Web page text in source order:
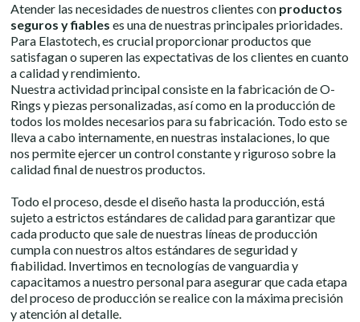
Atender las necesidades de nuestros clientes con productos
seguros y fiables es una de nuestras principales prioridades.
Para Elastotech, es crucial proporcionar productos que
satisfagan o superen las expectativas de los clientes en cuanto
a calidad y rendimiento.
Nuestra actividad principal consiste en la fabricación de O-
Rings y piezas personalizadas, así como en la producción de
todos los moldes necesarios para su fabricación. Todo esto se
lleva a cabo internamente, en nuestras instalaciones, lo que
nos permite ejercer un control constante y riguroso sobre la
calidad final de nuestros productos.
Todo el proceso, desde el diseño hasta la producción, está
sujeto a estrictos estándares de calidad para garantizar que
cada producto que sale de nuestras líneas de producción
cumpla con nuestros altos estándares de seguridad y
fiabilidad. Invertimos en tecnologías de vanguardia y
capacitamos a nuestro personal para asegurar que cada etapa
del proceso de producción se realice con la máxima precisión
y atención al detalle.